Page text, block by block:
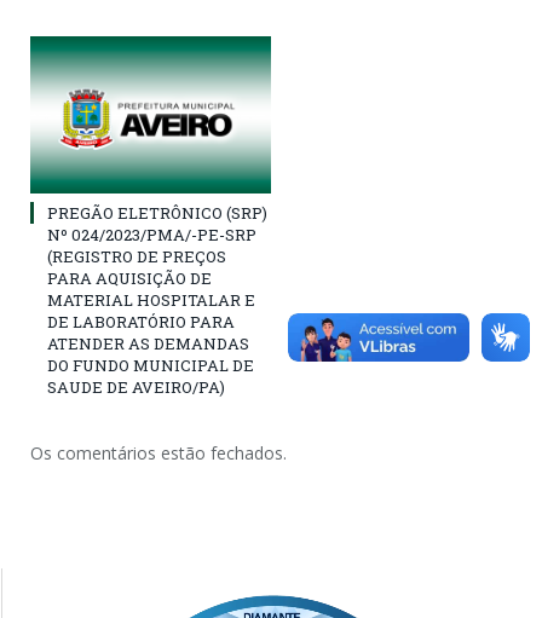
PREGÃO ELETRÔNICO (SRP)
Nº 024/2023/PMA/-PE-SRP
(REGISTRO DE PREÇOS
PARA AQUISIÇÃO DE
MATERIAL HOSPITALAR E
DE LABORATÓRIO PARA
ATENDER AS DEMANDAS
DO FUNDO MUNICIPAL DE
SAUDE DE AVEIRO/PA)
Os comentários estão fechados.